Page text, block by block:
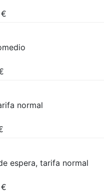
€
normal
espera, tarifa normal
€